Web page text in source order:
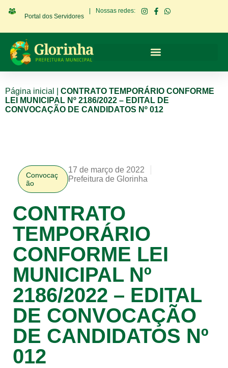
Portal dos Servidores
Nossas redes:
Página inicial
CONTRATO TEMPORÁRIO CONFORME
LEI MUNICIPAL Nº 2186/2022 – EDITAL DE
CONVOCAÇÃO DE CANDIDATOS Nº 012
Convocaç
ão
17 de março de 2022
Prefeitura de Glorinha
CONTRATO
TEMPORÁRIO
CONFORME LEI
MUNICIPAL Nº
2186/2022 – EDITAL
DE CONVOCAÇÃO
DE CANDIDATOS Nº
012